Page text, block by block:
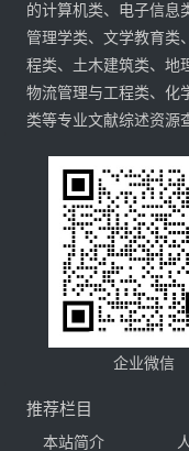
的计算机类、电子信息
管理学类、文学教育类
程类、土木建筑类、地
物流管理与工程类、化
类等专业文献综述资源
企业微信
推荐栏目
本站简介